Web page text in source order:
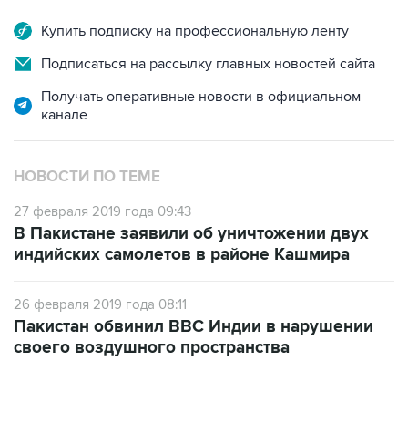
Купить подписку на профессиональную ленту
Подписаться на рассылку главных новостей сайта
Получать оперативные новости в официальном
канале
НОВОСТИ ПО ТЕМЕ
27 февраля 2019 года 09:43
В Пакистане заявили об уничтожении двух
индийских самолетов в районе Кашмира
26 февраля 2019 года 08:11
Пакистан обвинил ВВС Индии в нарушении
своего воздушного пространства